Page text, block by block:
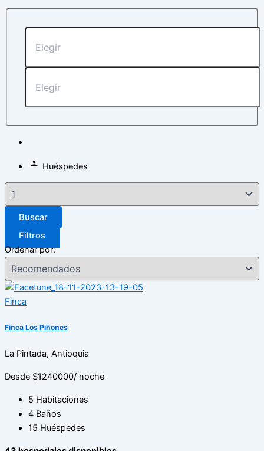
Huéspedes
Buscar
Filtros
Ordenar por:
Finca
Finca Los Piñones
La Pintada, Antioquia
Desde $1240000/ noche
5 Habitaciones
4 Baños
15 Huéspedes